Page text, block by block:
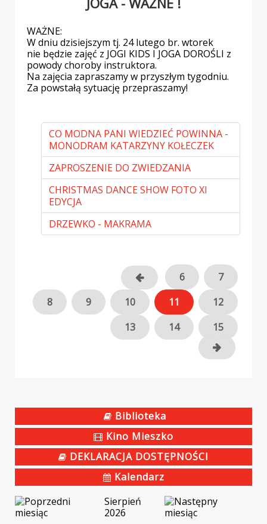
WAŻNE:
W dniu dzisiejszym tj. 24 lutego br. wtorek
nie będzie zajęć z JOGI KIDS I JOGA DOROŚLI z
powody choroby instruktora.
Na zajęcia zapraszamy w przyszłym tygodniu.
Za powstałą sytuację przepraszamy!
CO MODNA PANI WIEDZIEĆ POWINNA -
MONODRAM KATARZYNY KOŁECZEK
ZAPROSZENIE DO ZWIEDZANIA
CHRISTMAS DANCE SHOW FOTO XI
EDYCJA
DRZEWKO - MAKRAMA
6
7
8
9 10 11
12
13
14 15
Biblioteka
Kino Mieszko
DEKLARACJA DOSTĘPNOŚCI
Kalendarz
Sierpień
2026